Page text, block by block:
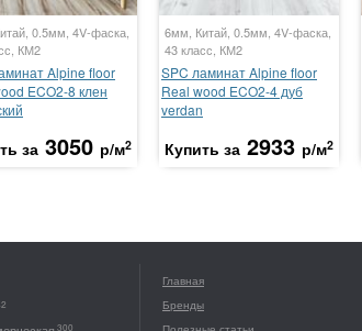
0.5мм, 4V-фаска,
КМ2
Alpine floor
ECO2-8 клен
за 3050 р/м2
6мм, Китай, 0.5мм, 4V-фаска,
43 класс, КМ2
SPC ламинат Alpine floor
Real wood ECO2-4 дуб
verdan
Купить за 2933 р/м2
300
Главная
Бренды